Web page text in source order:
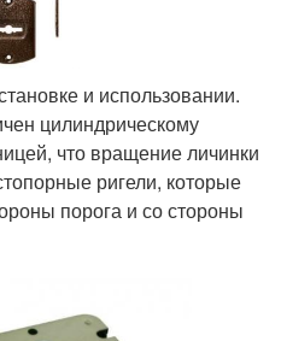
и использовании.
цилиндрическому
что вращение личинки
ригели, которые
порога и со стороны